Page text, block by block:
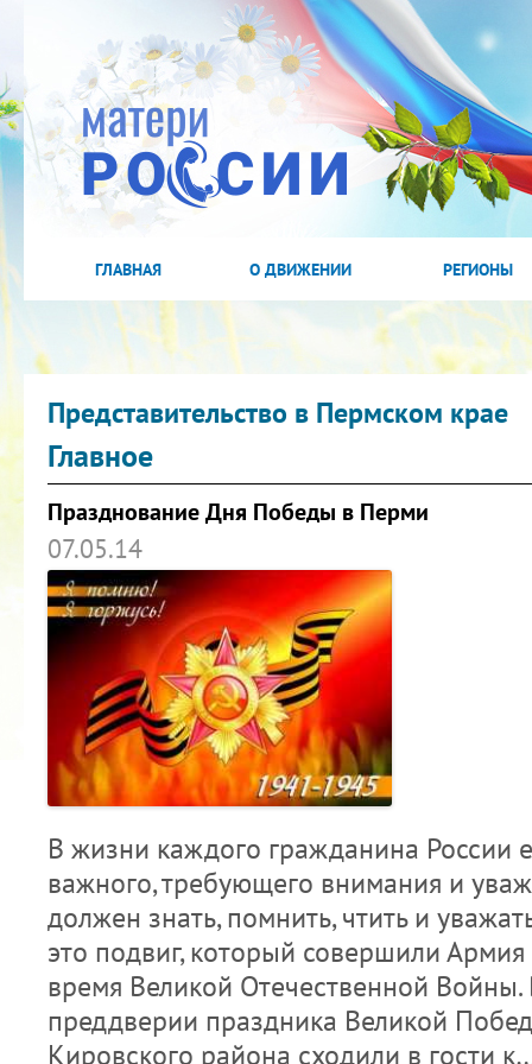
ГЛАВНАЯ О ДВИЖЕНИИ РЕГИОНЫ
Представительство в Пермском крае
Главное
Празднование Дня Победы в Перми
07.05.14
В жизни каждого гражданина России
важного, требующего внимания и
должен знать, помнить, чтить и
это подвиг, который совершили
время Великой Отечественной
преддверии праздника Великой
Кировского района сходили в гости